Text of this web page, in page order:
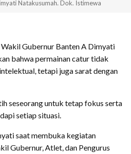
Natakusumah. Dok. Istimewa
Wakil Gubernur Banten A Dimyati
bahwa permainan catur tidak
tetapi juga sarat dengan
seseorang untuk tetap fokus serta
setiap situasi.
saat membuka kegiatan
Gubernur, Atlet, dan Pengurus